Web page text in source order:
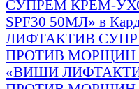
СУПРЕМ КРЕМ-
SPF30 50МЛ» в
ЛИФТАКТИВ
ПРОТИВ МОРЩИН
«ВИШИ